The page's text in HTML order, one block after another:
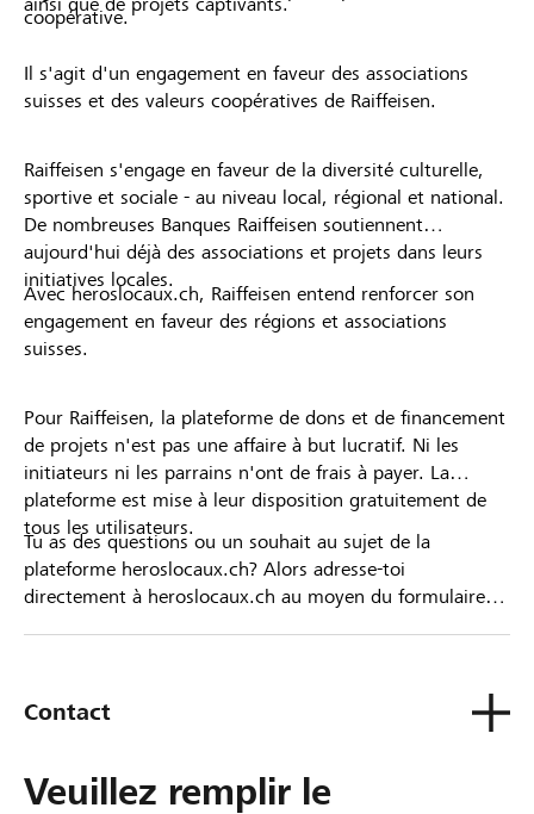
coopérative.
Il s'agit d'un engagement en faveur des associations
suisses et des valeurs coopératives de Raiffeisen.
Raiffeisen s'engage en faveur de la diversité culturelle,
sportive et sociale - au niveau local, régional et national.
De nombreuses Banques Raiffeisen soutiennent
aujourd'hui déjà des associations et projets dans leurs
initiatives locales.
Avec heroslocaux.ch, Raiffeisen entend renforcer son
engagement en faveur des régions et associations
suisses.
Pour Raiffeisen, la plateforme de dons et de financement
de projets n'est pas une affaire à but lucratif. Ni les
initiateurs ni les parrains n'ont de frais à payer. La
plateforme est mise à leur disposition gratuitement de
tous les utilisateurs.
Tu as des questions ou un souhait au sujet de la
plateforme heroslocaux.ch? Alors adresse-toi
directement à heroslocaux.ch au moyen du formulaire
Contact
Veuillez remplir le